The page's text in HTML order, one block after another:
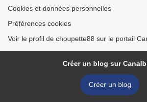
Cookies et données personnelles
Préférences cookies
Voir le profil de choupette88 sur le portail
Créer un blog sur
Créer un blog